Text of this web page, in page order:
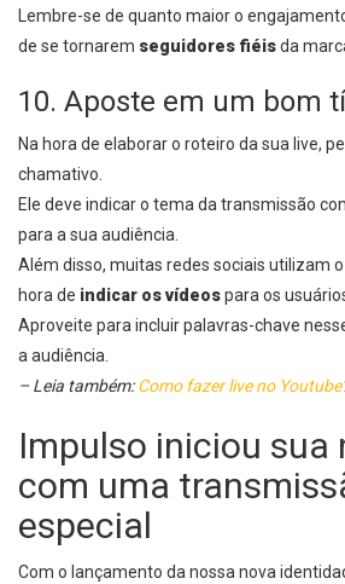
Lembre-se de quanto maior o
de se tornarem seguidores fiéisda
10. Aposte em um bom
Na hora de elaborar o roteiro da sua live,
chamativo.
Ele deve indicar o tema da transmissão
para a sua audiência.
Além disso, muitas redes sociais utilizam
hora de indicar os vídeospara os
Aproveite para incluir palavras-chave
a audiência.
– Leia também:Como fazer live no Youtube
Impulso iniciou sua
com uma
especial
Com o lançamento da nossa nova